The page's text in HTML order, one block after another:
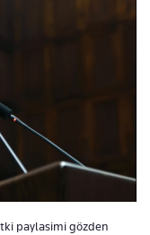
paylasimi gözden